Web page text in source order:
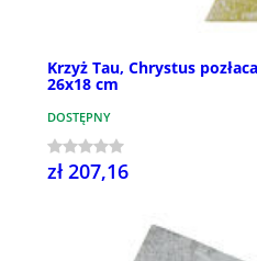
Krzyż Tau, Chrystus
26x18 cm
DOSTĘPNY
zł 207,16